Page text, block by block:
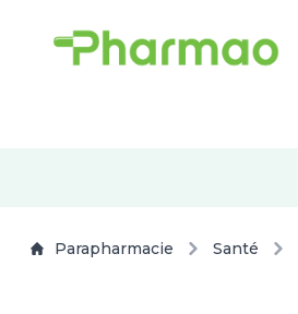
Parapharmacie Santé